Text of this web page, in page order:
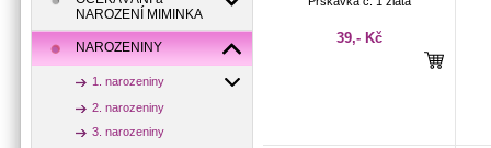
NAROZENÍ MIMINKA
NAROZENINY
1. narozeniny
2. narozeniny
3. narozeniny
39,- Kč